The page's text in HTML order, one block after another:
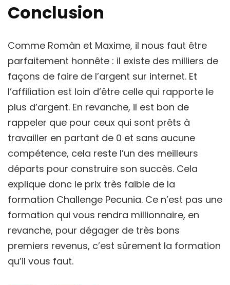
Conclusion
Comme Romàn et Maxime, il nous faut être
parfaitement honnête : il existe des milliers de
façons de faire de l’argent sur internet. Et
l’affiliation est loin d’être celle qui rapporte le
plus d’argent. En revanche, il est bon de
rappeler que pour ceux qui sont prêts à
travailler en partant de 0 et sans aucune
compétence, cela reste l’un des meilleurs
départs pour construire son succès. Cela
explique donc le prix très faible de la
formation Challenge Pecunia. Ce n’est pas une
formation qui vous rendra millionnaire, en
revanche, pour dégager de très bons
premiers revenus, c’est sûrement la formation
qu’il vous faut.